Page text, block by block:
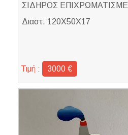
ΣΙΔΗΡΟΣ
Διαστ. 120Χ50Χ17
Τιμή : 3000 €